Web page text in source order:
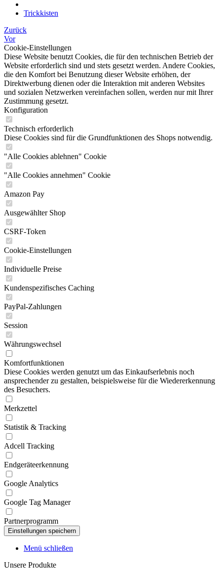
Trickkisten
Zurück
Vor
Cookie-Einstellungen
Diese Website benutzt Cookies, die für den technischen Betrieb der
Website erforderlich sind und stets gesetzt werden. Andere Cookies,
die den Komfort bei Benutzung dieser Website erhöhen, der
Direktwerbung dienen oder die Interaktion mit anderen Websites
und sozialen Netzwerken vereinfachen sollen, werden nur mit Ihrer
Zustimmung gesetzt.
Konfiguration
Technisch erforderlich
Diese Cookies sind für die Grundfunktionen des Shops notwendig.
"Alle Cookies ablehnen" Cookie
"Alle Cookies annehmen" Cookie
Amazon Pay
Ausgewählter Shop
CSRF-Token
Cookie-Einstellungen
Individuelle Preise
Kundenspezifisches Caching
PayPal-Zahlungen
Session
Währungswechsel
Komfortfunktionen
Diese Cookies werden genutzt um das Einkaufserlebnis noch
ansprechender zu gestalten, beispielsweise für die Wiedererkennung
des Besuchers.
Merkzettel
Statistik & Tracking
Adcell Tracking
Endgeräteerkennung
Google Analytics
Google Tag Manager
Partnerprogramm
Menü schließen
Unsere Produkte